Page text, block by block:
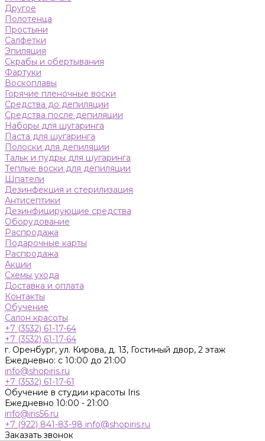
Другое
Полотенца
Простыни
Салфетки
Эпиляция
Скрабы и обертывания
Фартуки
Воскоплавы
Горячие пленочные воски
Средства до депиляции
Средства после депиляции
Наборы для шугаринга
Паста для шугаринга
Полоски для депиляции
Тальк и пудры для шугаринга
Теплые воски для депиляции
Шпатели
Дезинфекция и стерилизация
Антисептики
Дезинфицирующие средства
Оборудование
Распродажа
Подарочные карты
Распродажа
Акции
Схемы ухода
Доставка и оплата
Контакты
Обучение
Салон красоты
+7 (3532) 61-17-64
+7 (3532) 61-17-64
г. Оренбург, ул. Кирова, д. 13, Гостиный двор, 2 этаж
Ежедневно: с 10:00 до 21:00
info@shopiris.ru
+7 (3532) 61-17-61
Обучение в студии красоты Iris
Ежедневно 10:00 - 21:00
info@iris56.ru
+7 (922) 841-83-98 info@shopiris.ru
Заказать звонок